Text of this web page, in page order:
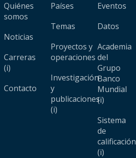
Quiénes
somos
Noticias
Carreras
(i)
Contacto
Países
Temas
Proyectos y
operaciones
Investigación
y
publicaciones
(i)
Eventos
Datos
Academia
del
Grupo
Banco
Mundial
(i)
Sistema
de
calificación
(i)